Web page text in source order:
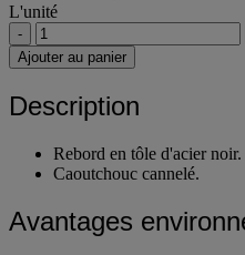
L'unité
-
Ajouter au panier
Description
Rebord en tôle d'acier noir.
Caoutchouc cannelé.
Avantages